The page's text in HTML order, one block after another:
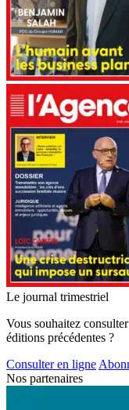
Le journal trimestriel
Vous souhaitez
éditions précédentes ?
Consulter en ligne
Nos partenaires